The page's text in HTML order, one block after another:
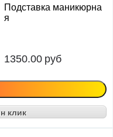
Подставка маникюрна
я
1350.00 руб
клик